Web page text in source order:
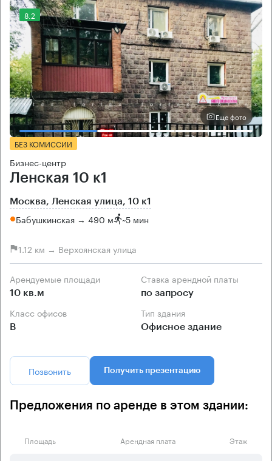
8.2
Еще фото
БЕЗ КОМИССИИ
Бизнес-центр
Ленская 10 к1
Москва, Ленская улица, 10 к1
Бабушкинская → 490 м ~5 мин
1.12 км → Верхоянская улица
Арендуемые площади
10 кв.м
Ставка арендной платы
по запросу
Класс офисов
B
Тип здания
Офисное здание
Позвонить Получить презентацию
Предложения по аренде в этом здании:
Площадь Арендная плата Этаж